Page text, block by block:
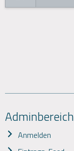
Adminbereich
Anmelden